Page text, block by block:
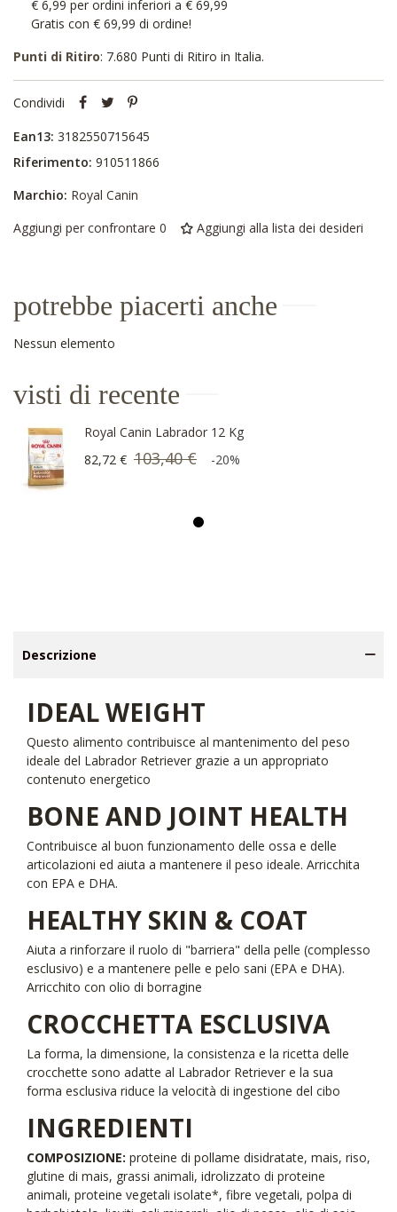
€ 6,99 per ordini inferiori a € 69,99
Gratis con € 69,99 di ordine!
Punti di Ritiro: 7.680 Punti di Ritiro in Italia.
Condividi
Ean13: 3182550715645
Riferimento: 910511866
Marchio: Royal Canin
Aggiungi per confrontare 0 Aggiungi alla lista dei desideri
potrebbe piacerti anche
Nessun elemento
visti di recente
Royal Canin Labrador 12 Kg
82,72 € 103,40 € -20%
Descrizione
IDEAL WEIGHT
Questo alimento contribuisce al mantenimento del peso
ideale del Labrador Retriever grazie a un appropriato
contenuto energetico
BONE AND JOINT HEALTH
Contribuisce al buon funzionamento delle ossa e delle
articolazioni ed aiuta a mantenere il peso ideale. Arricchita
con EPA e DHA.
HEALTHY SKIN & COAT
Aiuta a rinforzare il ruolo di "barriera" della pelle (complesso
esclusivo) e a mantenere pelle e pelo sani (EPA e DHA).
Arricchito con olio di borragine
CROCCHETTA ESCLUSIVA
La forma, la dimensione, la consistenza e la ricetta delle
crocchette sono adatte al Labrador Retriever e la sua
forma esclusiva riduce la velocità di ingestione del cibo
INGREDIENTI
COMPOSIZIONE: proteine di pollame disidratate, mais, riso,
glutine di mais, grassi animali, idrolizzato di proteine
animali, proteine vegetali isolate*, fibre vegetali, polpa di